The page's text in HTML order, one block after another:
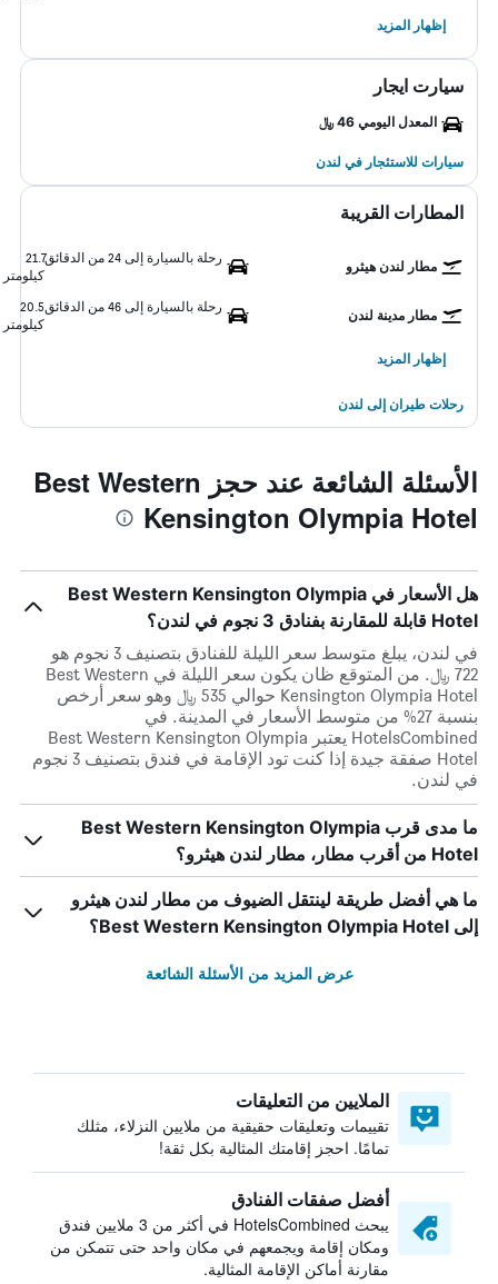
إظهار المزيد
سيارت ايجار
المعدل اليومي 46 ﷼
سيارات للاستئجار في لندن
المطارات القريبة
مطار لندن هيثرو
رحلة بالسيارة إلى 24 من الدقائق
21.7
كيلومتر
مطار مدينة لندن
رحلة بالسيارة إلى 46 من الدقائق
20.5
كيلومتر
إظهار المزيد
رحلات طيران إلى لندن
الأسئلة الشائعة عند حجز Best Western
Kensington Olympia Hotel
هل الأسعار في Best Western Kensington Olympia
Hotel قابلة للمقارنة بفنادق 3 نجوم في لندن؟
في لندن، يبلغ متوسط ​​سعر الليلة للفنادق بتصنيف 3 نجوم هو
722 ﷼. من المتوقع ظان يكون سعر الليلة في Best Western
Kensington Olympia Hotel حوالي 535 ﷼ وهو سعر أرخص
بنسبة 27% من متوسط الأسعار في المدينة. في
HotelsCombined يعتبر Best Western Kensington Olympia
Hotel صفقة جيدة إذا كنت تود الإقامة في فندق بتصنيف 3 نجوم
في لندن.
ما مدى قرب Best Western Kensington Olympia
Hotel من أقرب مطار، مطار لندن هيثرو؟
ما هي أفضل طريقة لينتقل الضيوف من مطار لندن هيثرو
إلى Best Western Kensington Olympia Hotel؟
عرض المزيد من الأسئلة الشائعة
الملايين من التعليقات
تقييمات وتعليقات حقيقية من ملايين النزلاء، مثلك
تمامًا. احجز إقامتك المثالية بكل ثقة!
أفضل صفقات الفنادق
يبحث HotelsCombined في أكثر من 3 ملايين فندق
ومكان إقامة ويجمعهم في مكان واحد حتى تتمكن من
مقارنة أماكن الإقامة المثالية.